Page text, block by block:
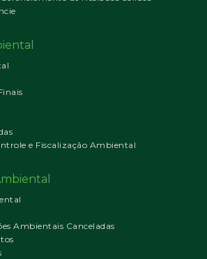
e Fiscalização Ambiental
Ambientais Canceladas